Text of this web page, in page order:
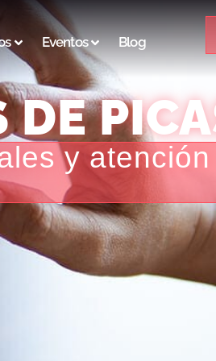
Eventos Blog
DE
y atención